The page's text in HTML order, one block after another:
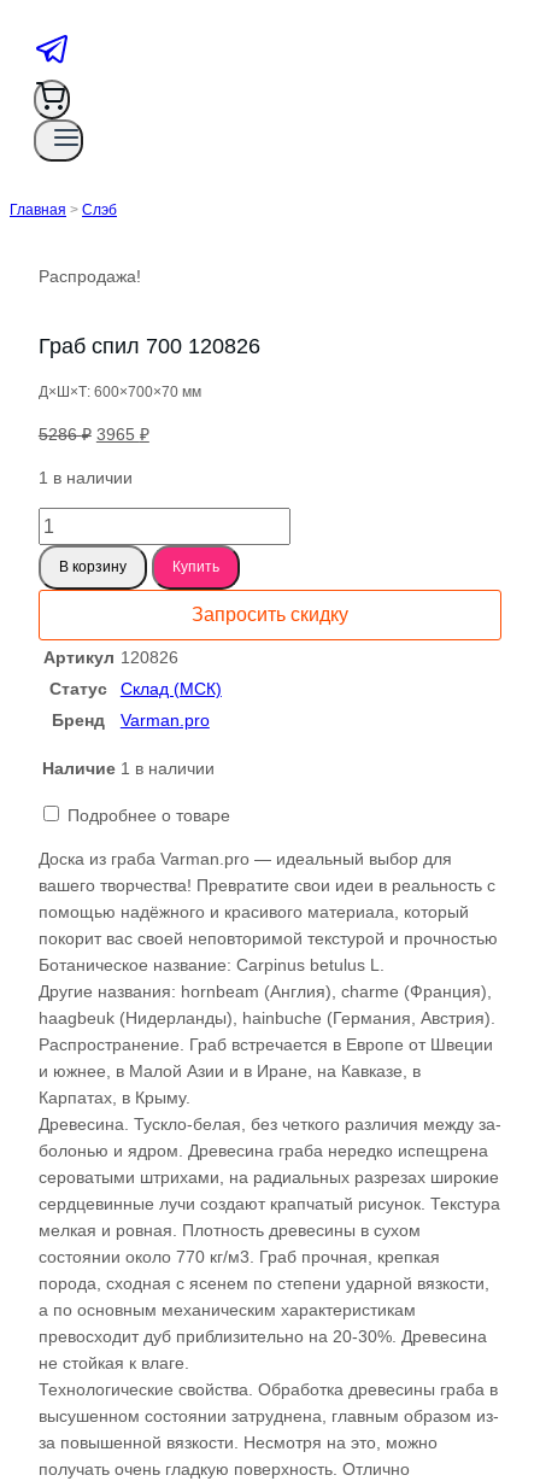
Главная > Слэб
Распродажа!
Граб спил 700 120826
Д×Ш×Т: 600×700×70 мм
5286₽ Первоначальная
составляла
5286 ₽.
3965 ₽Текущая
1 в наличии
Количество
товара
Граб
спил
120826
В корзину Купить
Запросить скидку
Артикул 120826
Статус
Склад (МСК)
Бренд
Varman.pro
Наличие 1 в наличии
Подробнее о товаре
Доска из граба Varman.pro — идеальный выбор для
вашего творчества! Превратите свои идеи в реальность с
помощью надёжного и красивого материала, который
покорит вас своей неповторимой текстурой и прочностью
Ботаническое название: Carpinus betulus L.
Другие названия: hornbeam (Англия), charme (Франция),
haagbeuk (Нидерланды), hainbuche (Германия, Австрия).
Распространение. Граб встречается в Европе от Швеции
и южнее, в Малой Азии и в Иране, на Кавказе, в
Карпатах, в Крыму.
Древесина. Тускло-белая, без четкого различия между за­
болонью и ядром. Древесина граба нередко испещрена
сероватыми штрихами, на радиальных разрезах широкие
сердцевинные лучи создают крапчатый рисунок. Текстура
мелкая и ровная. Плотность дре­весины в сухом
состоянии около 770 кг/м3. Граб прочная, крепкая
порода, сходная с ясенем по степени ударной вязкости,
а по основным механическим характеристикам
превосходит дуб приблизительно на 20-30%. Древесина
не стойкая к влаге.
Технологические свойства. Обработка древесины граба в
высушенном состоянии затруднена, главным образом из-
за повышенной вязкости. Несмотря на это, можно
получать очень гладкую поверхность. От­лично